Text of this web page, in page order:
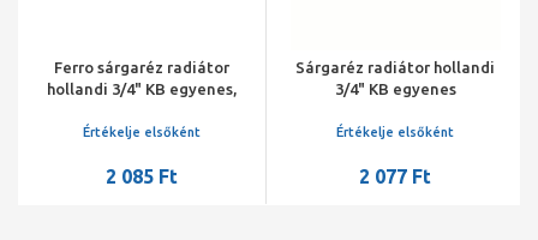
Ferro sárgaréz radiátor
hollandi 3/4" KB egyenes,
Értékelje elsőként
2 085 Ft
Sárgaréz radiátor hollandi
3/4" KB egyenes
Értékelje elsőként
2 077 Ft